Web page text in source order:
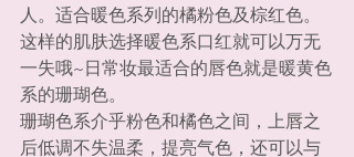
人。适合暖色系列的橘粉色及棕红色。
这样的肌肤选择暖色系口红就可以万无
一失哦~日常妆最适合的唇色就是暖黄色
系的珊瑚色。
珊瑚色系介乎粉色和橘色之间，上唇之
后低调不失温柔，提亮气色，还可以与